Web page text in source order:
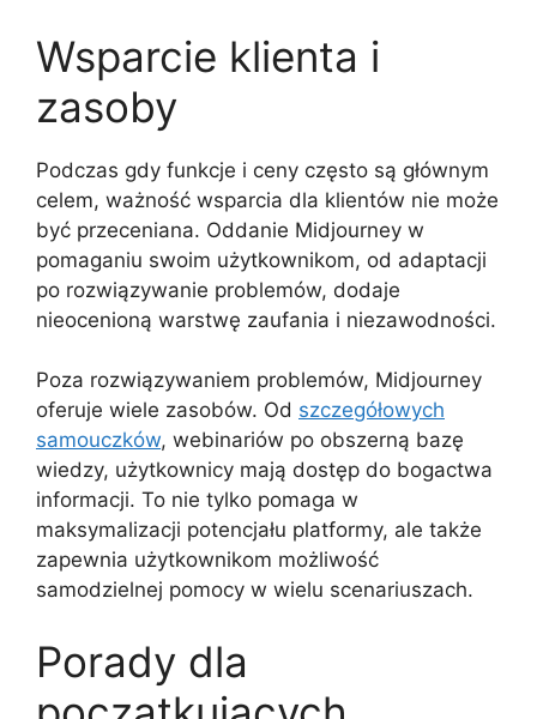
Wsparcie klienta i
zasoby
Podczas gdy funkcje i ceny często są głównym
celem, ważność wsparcia dla klientów nie może
być przeceniana. Oddanie Midjourney w
pomaganiu swoim użytkownikom, od adaptacji
po rozwiązywanie problemów, dodaje
nieocenioną warstwę zaufania i niezawodności.
Poza rozwiązywaniem problemów, Midjourney
oferuje wiele zasobów. Od szczegółowych
samouczków, webinariów po obszerną bazę
wiedzy, użytkownicy mają dostęp do bogactwa
informacji. To nie tylko pomaga w
maksymalizacji potencjału platformy, ale także
zapewnia użytkownikom możliwość
samodzielnej pomocy w wielu scenariuszach.
Porady dla